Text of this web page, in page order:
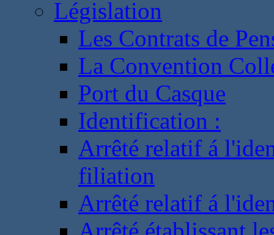
Législation
Les Contrats de
La Convention
Port du Casque
Identification :
Arrêté relatif á
filiation
Arrêté relatif á